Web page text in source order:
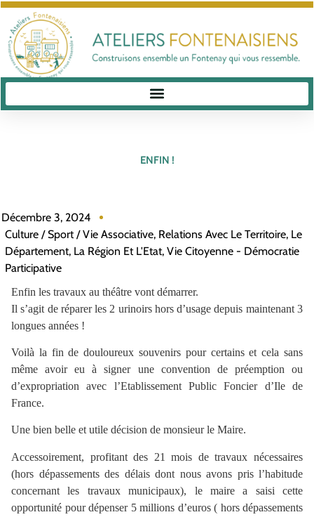
ENFIN !
Décembre 3, 2024
Culture / Sport / Vie Associative, Relations Avec Le Territoire, Le
Département, La Région Et L'Etat, Vie Citoyenne - Démocratie
Participative
Enfin les travaux au théâtre vont démarrer.
Il s’agit de réparer les 2 urinoirs hors d’usage depuis maintenant 3
longues années !
Voilà la fin de douloureux souvenirs pour certains et cela sans
même avoir eu à signer une convention de préemption ou
d’expropriation avec l’Etablissement Public Foncier d’Ile de
France.
Une bien belle et utile décision de monsieur le Maire.
Accessoirement, profitant des 21 mois de travaux nécessaires
(hors dépassements des délais dont nous avons pris l’habitude
concernant les travaux municipaux), le maire a saisi cette
opportunité pour dépenser 5 millions d’euros ( hors dépassements